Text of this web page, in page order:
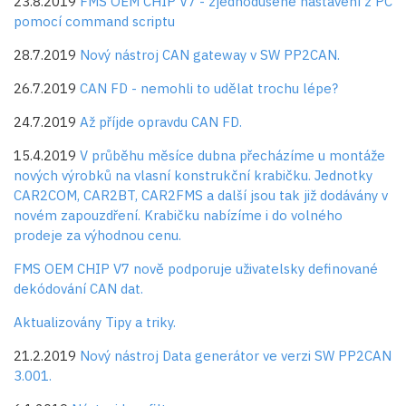
pomocí command scriptu
28.7.2019 Nový nástroj CAN gateway v SW PP2CAN.
26.7.2019 CAN FD - nemohli to udělat trochu lépe?
24.7.2019 Až příjde opravdu CAN FD.
15.4.2019 V průběhu měsíce dubna přecházíme u montáže
nových výrobků na vlasní konstrukční krabičku. Jednotky
CAR2COM, CAR2BT, CAR2FMS a další jsou tak již dodávány v
novém zapouzdření. Krabičku nabízíme i do volného
prodeje za výhodnou cenu.
FMS OEM CHIP V7 nově podporuje uživatelsky definované
dekódování CAN dat.
Aktualizovány Tipy a triky.
21.2.2019 Nový nástroj Data generátor ve verzi SW PP2CAN
3.001.